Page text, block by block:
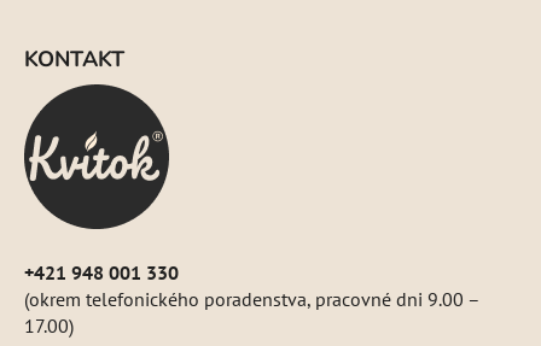
KONTAKT
+421 948 001 330
(okrem telefonického poradenstva, pracovné dni 9.00 –
17.00)